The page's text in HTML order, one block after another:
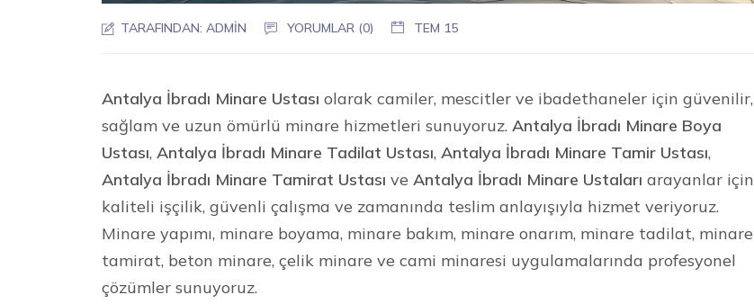
TARAFINDAN:ADMIN YORUMLAR (0) TEM 15
Antalya İbradı Minare Ustası olarak camiler, mescitler ve ibadethaneler için güvenilir,
sağlam ve uzun ömürlü minare hizmetleri sunuyoruz.Antalya İbradı Minare Boya
Ustası,Antalya İbradı Minare Tadilat Ustası,Antalya İbradı Minare Tamir Ustası,
Antalya İbradı Minare Tamirat Ustası veAntalya İbradı Minare Ustaları arayanlar için
kaliteli işçilik, güvenli çalışma ve zamanında teslim anlayışıyla hizmet veriyoruz.
Minare yapımı, minare boyama, minare bakım, minare onarım, minare tadilat, minare
tamirat, beton minare, çelik minare ve cami minaresi uygulamalarında profesyonel
çözümler sunuyoruz.